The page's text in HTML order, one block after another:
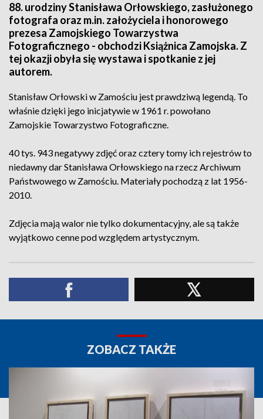
88. urodziny Stanisława Orłowskiego, zasłużonego
fotografa oraz m.in. założyciela i honorowego
prezesa Zamojskiego Towarzystwa
Fotograficznego - obchodzi Książnica Zamojska. Z
tej okazji obyła się wystawa i spotkanie z jej
autorem.
Stanisław Orłowski w Zamościu jest prawdziwą legendą. To
właśnie dzięki jego inicjatywie w 1961 r. powołano
Zamojskie Towarzystwo Fotograficzne.
40 tys. 943 negatywy zdjęć oraz cztery tomy ich rejestrów to
niedawny dar Stanisława Orłowskiego na rzecz Archiwum
Państwowego w Zamościu. Materiały pochodzą z lat 1956-
2010.
Zdjęcia mają walor nie tylko dokumentacyjny, ale są także
wyjątkowo cenne pod względem artystycznym.
ZOBACZ TAKŻE